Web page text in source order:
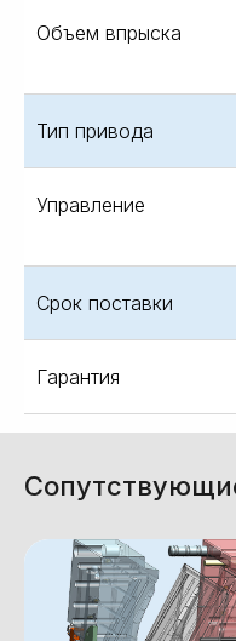
Объем впрыска
Тип привода
Управление
Срок поставки
Гарантия